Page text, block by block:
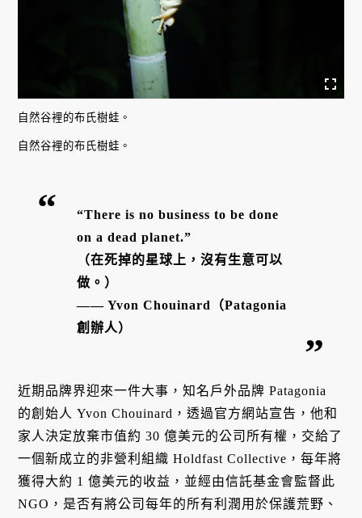
自然谷裡的布氏樹蛙。
自然谷裡的布氏樹蛙。
“There is no business to be done
on a dead planet.”
（在死掉的星球上，沒有生意可以
做。）
—— Yvon Chouinard（Patagonia
創辦人）
近期品牌界迎來一件大事，知名戶外品牌 Patagonia
的創始人 Yvon Chouinard，透過官方網站宣告，他和
家人決定放棄市值約 30 億美元的公司所有權，交給了
一個新成立的非營利組織 Holdfast Collective，每年將
獲得大約 1 億美元的收益，並經由信託基金會監督此
NGO，是否有將公司每年的所有利潤用於保護荒野、